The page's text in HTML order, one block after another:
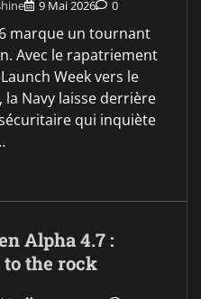
9 Mai 2026 0
marque un tournant
Avec le rapatriement
Week vers le
la Navy laisse derrière
qui inquiète
Alpha 4.7 :
the rock